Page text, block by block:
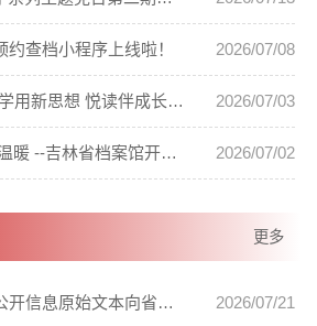
查档小程序上线啦！ 2026/07/08
吉林省档案馆举办“学用新思想 悦读伴成长”青年读书读档活动 2026/07/03
服务进社区 惠民送温暖 --吉林省档案馆开展进社区慰问活动 2026/07/02
更多
关于省直部门政府公开信息原始文本向省档案馆移交的通知 2026/07/21